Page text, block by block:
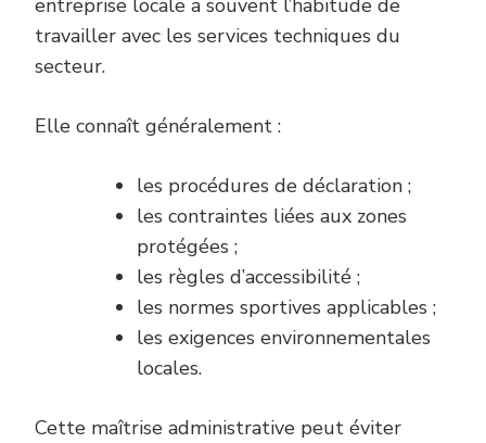
entreprise locale a souvent l’habitude de
travailler avec les services techniques du
secteur.
Elle connaît généralement :
les procédures de déclaration ;
les contraintes liées aux zones
protégées ;
les règles d’accessibilité ;
les normes sportives applicables ;
les exigences environnementales
locales.
Cette maîtrise administrative peut éviter